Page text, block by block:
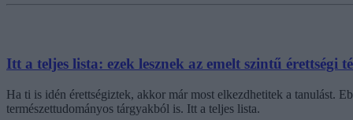
Itt a teljes lista: ezek lesznek az emelt szintű érettségi
Ha ti is idén érettségiztek, akkor már most elkezdhetitek a tanulást.
természettudományos tárgyakból is. Itt a teljes lista.